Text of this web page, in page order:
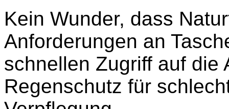
Kein Wunder, dass
Anforderungen an
schnellen Zugriff auf die
Regenschutz für